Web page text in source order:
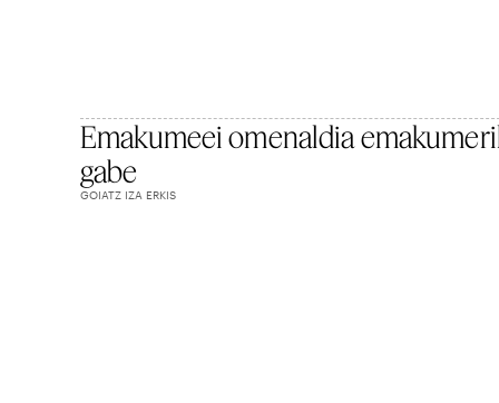
Emakumeei omenaldia
gabe
GOIATZ IZA ERKIS